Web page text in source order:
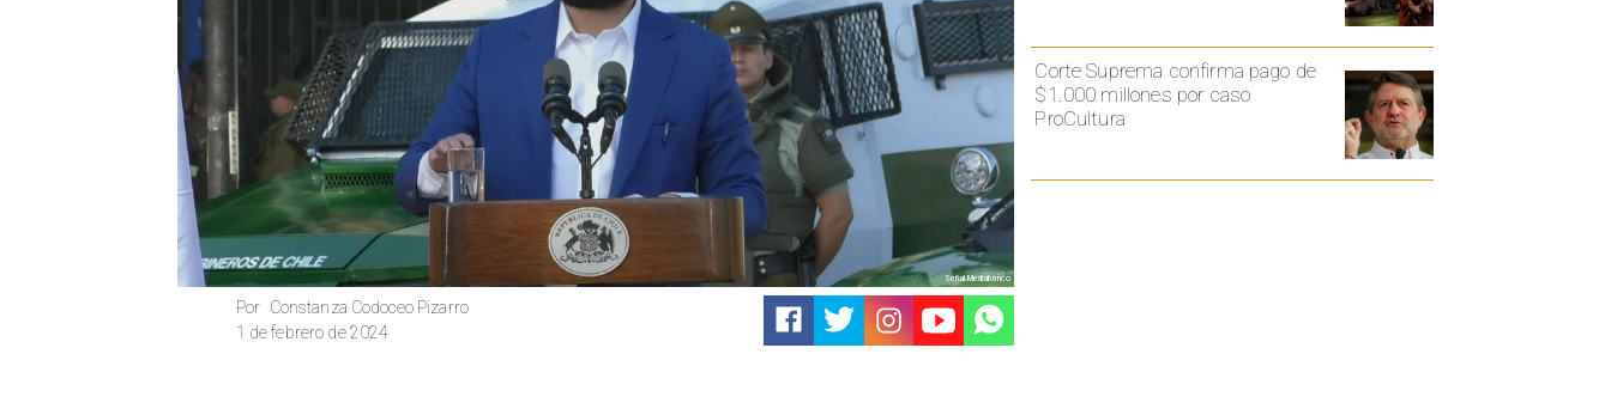
Constanza Codoceo Pizarro
Por
1 de febrero de 2024
Señal Mediabanco
Corte Suprema confirma pago de
$1.000 millones por caso
ProCultura